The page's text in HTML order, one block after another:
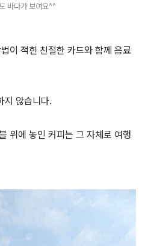
바다가 보여요^^
이 적힌 친절한 카드와 함께 음료
지 않습니다.
위에 놓인 커피는 그 자체로 여행